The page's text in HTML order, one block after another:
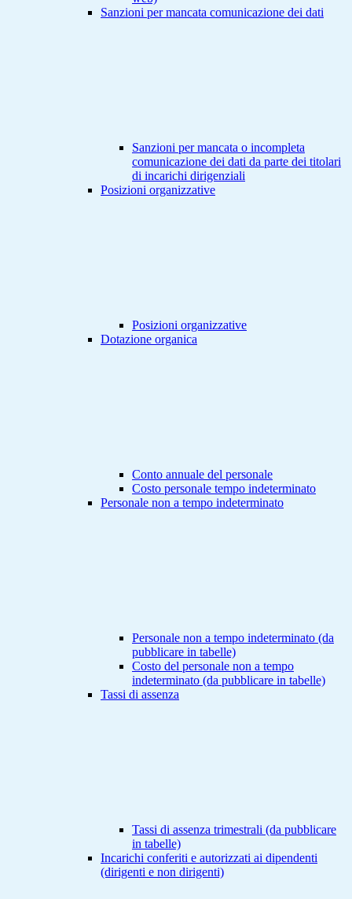
Sanzioni per mancata comunicazione dei dati
Sanzioni per mancata o incompleta
comunicazione dei dati da parte dei titolari
di incarichi dirigenziali
Posizioni organizzative
Posizioni organizzative
Dotazione organica
Conto annuale del personale
Costo personale tempo indeterminato
Personale non a tempo indeterminato
Personale non a tempo indeterminato (da
pubblicare in tabelle)
Costo del personale non a tempo
indeterminato (da pubblicare in tabelle)
Tassi di assenza
Tassi di assenza trimestrali (da pubblicare
in tabelle)
Incarichi conferiti e autorizzati ai dipendenti
(dirigenti e non dirigenti)